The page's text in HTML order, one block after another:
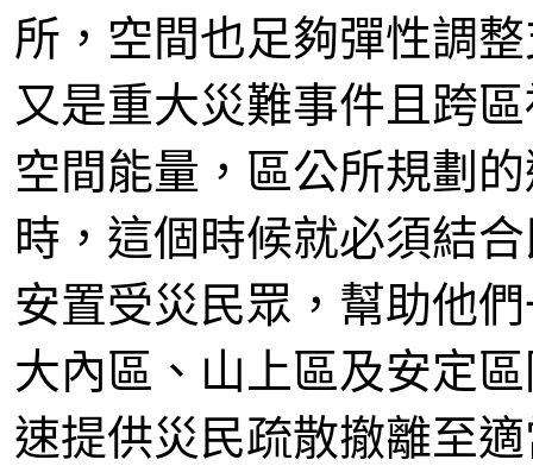
所，空間也足夠彈性調
又是重大災難事件且跨
空間能量，區公所規劃
時，這個時候就必須結
安置受災民眾，幫助他
大內區、山上區及安定
速提供災民疏散撤離至